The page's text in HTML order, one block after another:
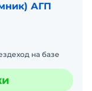
АГП
на базе